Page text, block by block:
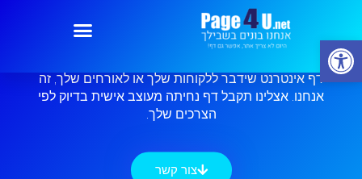
פתח סרגל נגישות
לא מתפשרים על איכות
אמינות ושרות
דף אינטרנט שידבר ללקוחות שלך או לאורחים שלך, זה
אנחנו. אצלינו תקבל דף נחיתה מעוצב אישית בדיוק לפי
הצרכים שלך.
צור קשר